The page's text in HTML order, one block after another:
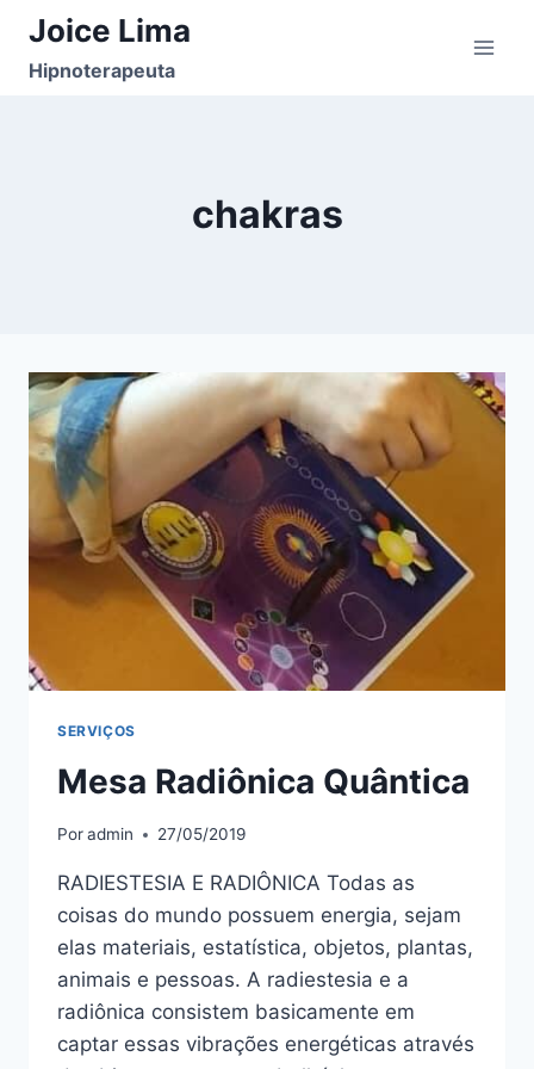
Pular
paraJoice Lima
Hipnoterapeuta
chakras
SERVIÇOS
Mesa Radiônica Quântica
Poradmin 27/05/2019
RADIESTESIA E RADIÔNICA Todas as
coisas do mundo possuem energia, sejam
elas materiais, estatística, objetos, plantas,
animais e pessoas. A radiestesia e a
radiônica consistem basicamente em
captar essas vibrações energéticas através